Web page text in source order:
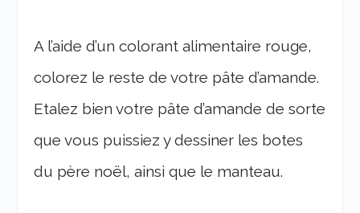
A l’aide d’un colorant alimentaire rouge,
colorez le reste de votre pâte d’amande.
Etalez bien votre pâte d’amande de sorte
que vous puissiez y dessiner les botes
du père noël, ainsi que le manteau.